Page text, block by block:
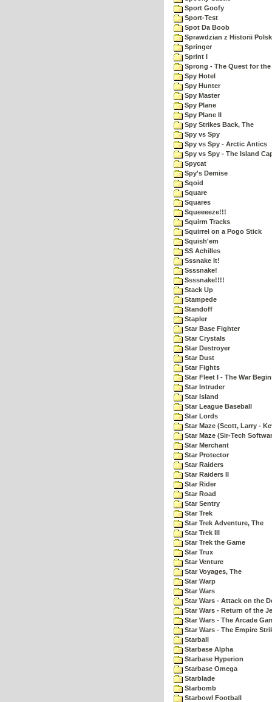
Sport Goofy
Sport-Test
Spot Da Boob
Sprawdzian z Historii
Springer
Sprint I
Sprong - The Quest for
Spy Hotel
Spy Hunter
Spy Master
Spy Plane
Spy Plane II
Spy Strikes Back, The
Spy vs Spy
Spy vs Spy - Arctic Antics
Spy vs Spy - The Island
Spycat
Spy's Demise
Sqoid
Square
Squares
Squeeeeze!!!
Squirm Tracks
Squirrel on a Pogo Stick
Squish'em
SS Achilles
Sssnake It!
Ssssnake!
Ssssnake!!!!
Stack Up
Stampede
Standoff
Stapler
Star Base Fighter
Star Crystals
Star Destroyer
Star Dust
Star Fights
Star Fleet I - The War
Star Intruder
Star Island
Star League Baseball
Star Lords
Star Maze (Scott, Larry -
Star Maze (Sir-Tech
Star Merchant
Star Protector
Star Raiders
Star Raiders II
Star Rider
Star Road
Star Sentry
Star Trek
Star Trek Adventure, The
Star Trek III
Star Trek the Game
Star Trux
Star Venture
Star Voyages, The
Star Warp
Star Wars
Star Wars - Attack on the
Star Wars - Return of the
Star Wars - The Arcade
Star Wars - The Empire
Starball
Starbase Alpha
Starbase Hyperion
Starbase Omega
Starblade
Starbomb
Starbowl Football